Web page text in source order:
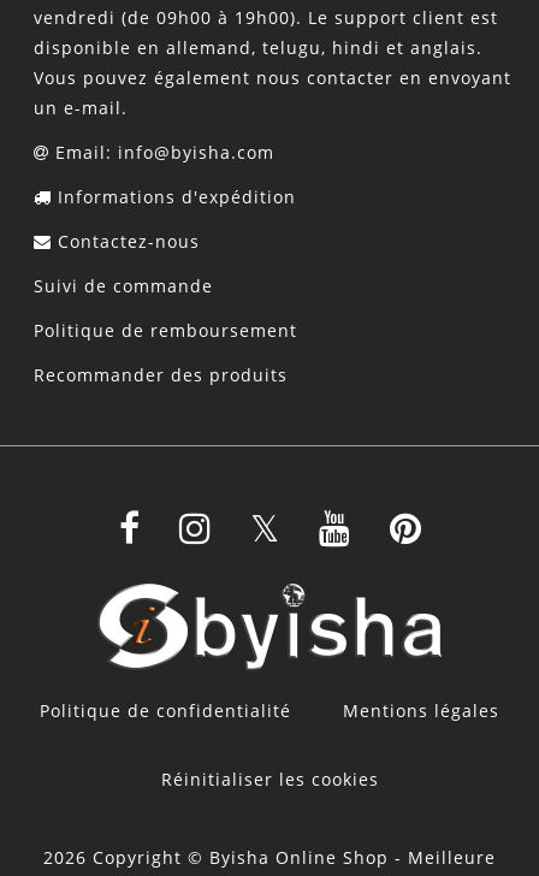
vendredi (de 09h00 à 19h00). Le support client est
disponible en allemand, telugu, hindi et anglais.
Vous pouvez également nous contacter en envoyant
un e-mail.
Email: info@byisha.com
Informations d'expédition
Contactez-nous
Suivi de commande
Politique de remboursement
Recommander des produits
Politique de confidentialité Mentions légales
Réinitialiser les cookies
2026 Copyright © Byisha Online Shop - Meilleure